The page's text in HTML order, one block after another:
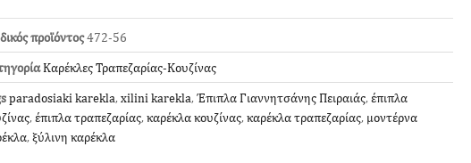
προϊόντος472-56
Καρέκλες Τραπεζαρίας-Κουζίνας
paradosiaki karekla,xilini karekla,Έπιπλα Γιαννητσάνης Πειραιάς,έπιπλα
,έπιπλα τραπεζαρίας,καρέκλα κουζίνας,καρέκλα τραπεζαρίας, μοντέρνα
,ξύλινη καρέκλα